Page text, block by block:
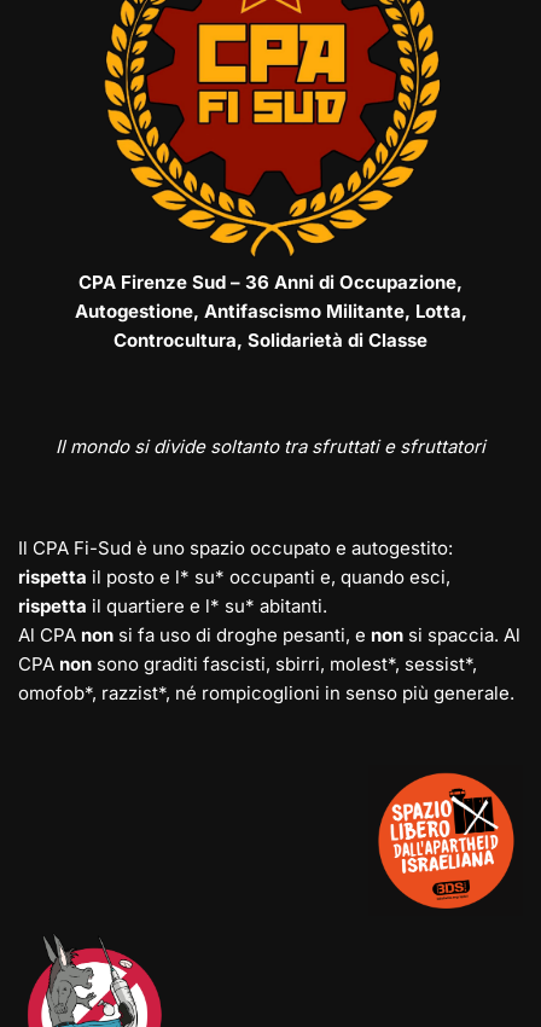
CPA Firenze Sud – 36 Anni di Occupazione,
Autogestione, Antifascismo Militante, Lotta,
Controcultura, Solidarietà di Classe
Il mondo si divide soltanto tra sfruttati e sfruttatori
Il CPA Fi-Sud è uno spazio occupato e autogestito:
rispetta il posto e l* su* occupanti e, quando esci,
rispetta il quartiere e l* su* abitanti.
Al CPA non si fa uso di droghe pesanti, e non si spaccia. Al
CPA non sono graditi fascisti, sbirri, molest*, sessist*,
omofob*, razzist*, né rompicoglioni in senso più generale.